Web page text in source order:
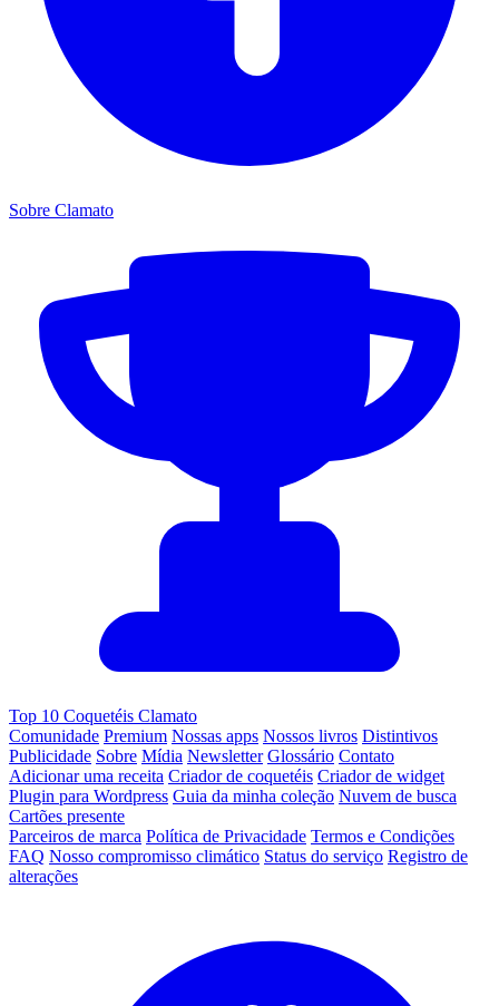
Sobre Clamato
Top 10 Coquetéis Clamato
Comunidade Premium Nossas apps Nossos livros Distintivos
Publicidade Sobre Mídia Newsletter Glossário Contato
Adicionar uma receita Criador de coquetéis Criador de widget
Plugin para Wordpress Guia da minha coleção Nuvem de busca
Cartões presente
Parceiros de marca Política de Privacidade Termos e Condições
FAQ Nosso compromisso climático Status do serviço Registro de
alterações